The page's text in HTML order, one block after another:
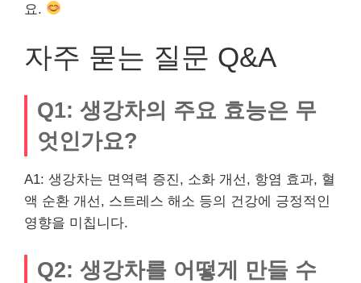
요.
자주 묻는 질문 Q&A
Q1: 생강차의 주요 효능은 무
엇인가요?
A1: 생강차는 면역력 증진, 소화 개선, 항염 효과, 혈
액 순환 개선, 스트레스 해소 등의 건강에 긍정적인
영향을 미칩니다.
Q2: 생강차를 어떻게 만들 수